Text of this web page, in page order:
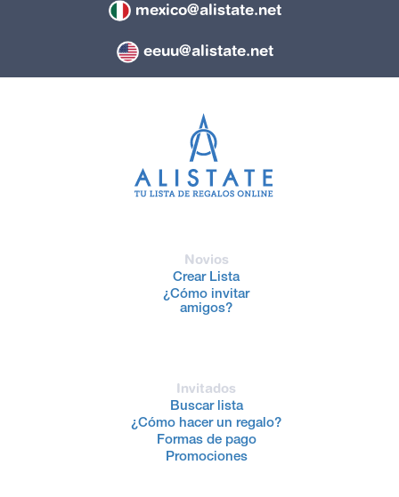
mexico@alistate.net
eeuu@alistate.net
Novios
Crear Lista
¿Cómo invitar
amigos?
Invitados
Buscar lista
¿Cómo hacer un regalo?
Formas de pago
Promociones